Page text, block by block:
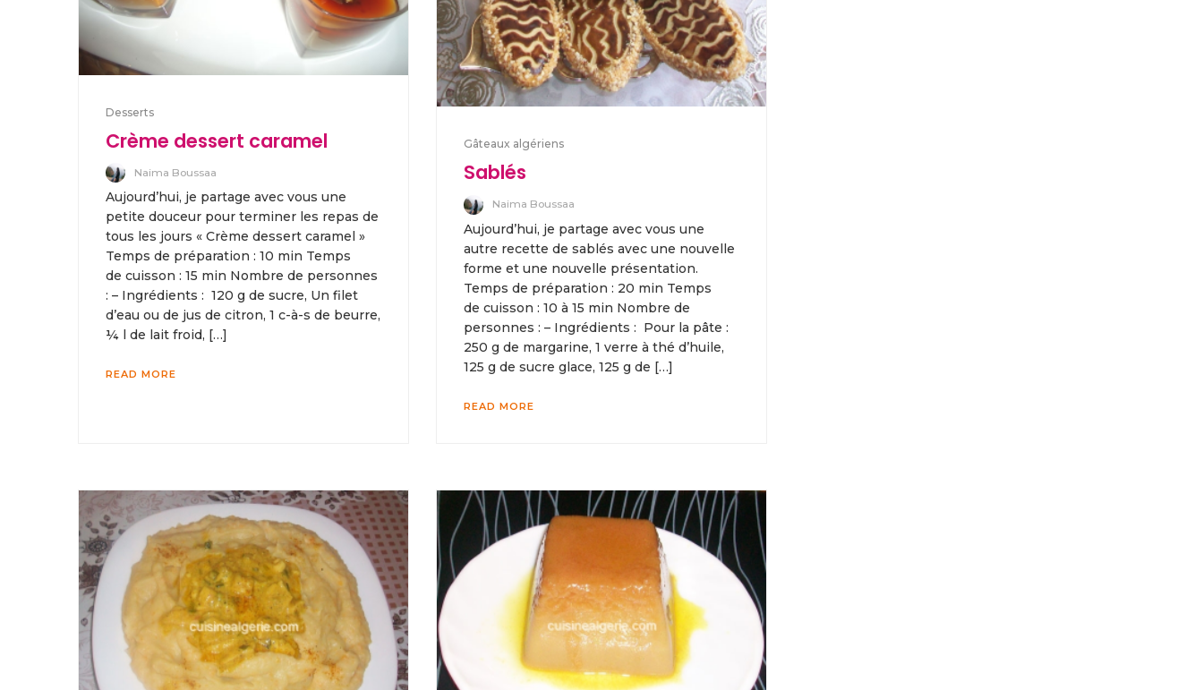
Desserts
Crème dessert caramel
Naima Boussaa
Aujourd’hui, je partage avec vous une
petite douceur pour terminer les repas de
tous les jours « Crème dessert caramel »
Temps de préparation : 10 min Temps
de cuisson : 15 min Nombre de personnes
: – Ingrédients : 120 g de sucre, Un filet
d’eau ou de jus de citron, 1 c-à-s de beurre,
¼ l de lait froid, […]
READ MORE
Gâteaux algériens
Sablés
Naima Boussaa
Aujourd’hui, je partage avec vous une
autre recette de sablés avec une nouvelle
forme et une nouvelle présentation.
Temps de préparation : 20 min Temps
de cuisson : 10 à 15 min Nombre de
personnes : – Ingrédients : Pour la pâte :
250 g de margarine, 1 verre à thé d’huile,
125 g de sucre glace, 125 g de […]
READ MORE